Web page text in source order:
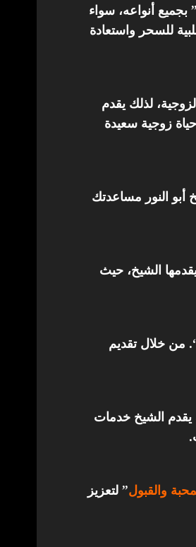
” بجميع أنواعه، سواء
للسحر واستعادة
لذلك يقدم
زوجية سعيدة
أبو النور مساعدتك
الشيخ، حيث
من خلال تقديم
يقدم الشيخ خدمات
والقبول” لتعزيز